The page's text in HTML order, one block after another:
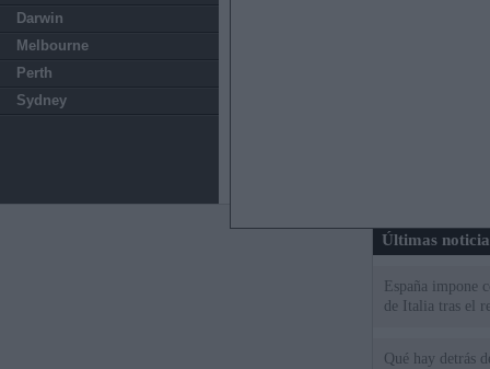
Darwin
Melbourne
Perth
Sydney
Últimas
España impone
de Italia tras el
Qué hay detrás